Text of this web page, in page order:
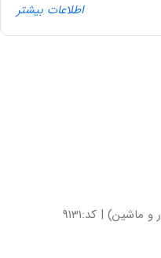
اطلاعات بیشتر